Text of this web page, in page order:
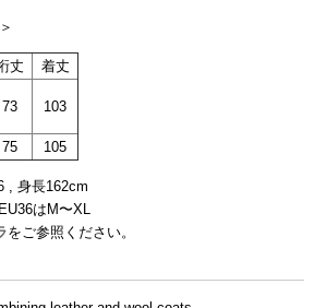
丈 着丈
73 103
75 105
, 身長162cm
はM〜XL
をご参照ください。